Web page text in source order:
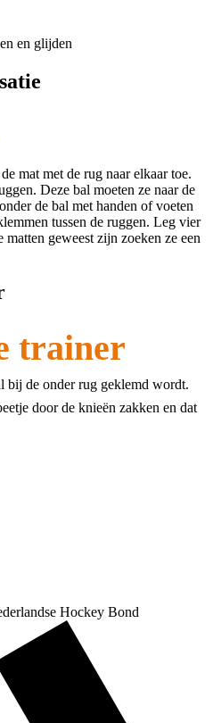
en glijden
mat met de rug naar elkaar toe.
Deze bal moeten ze naar de
de bal met handen of voeten
tussen de ruggen. Leg vier
matten geweest zijn zoeken ze een
trainer
bij de onder rug geklemd wordt.
door de knieën zakken en dat
Hockey Bond